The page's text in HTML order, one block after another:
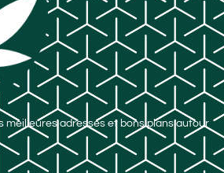
meilleures adresses et bons plans autour